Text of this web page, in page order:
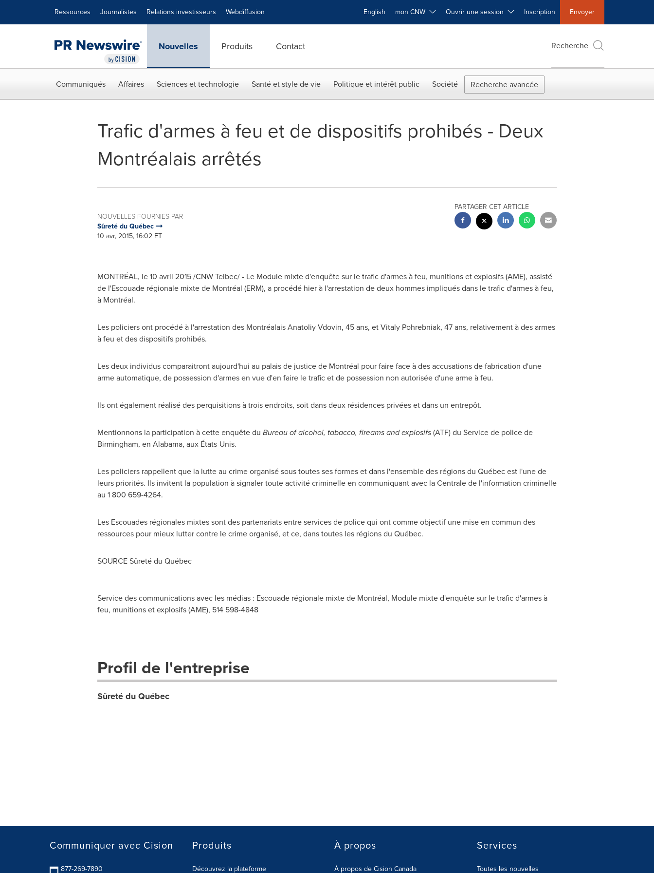
Ressources Journalistes Relations investisseurs Webdiffusion English mon CNW Ouvrir une session Inscription Envoyer
Nouvelles Produits Contact Recherche
Communiqués Affaires Sciences et technologie Santé et style de vie Politique et intérêt public Société Recherche avancée
Trafic d'armes à feu et de dispositifs prohibés - Deux
Montréalais arrêtés
NOUVELLES FOURNIES PAR
Sûreté du Québec
10 avr, 2015, 16:02 ET
PARTAGER CET ARTICLE
MONTRÉAL, le 10 avril 2015 /CNW Telbec/ - Le Module mixte d'enquête sur le trafic d'armes à feu, munitions et explosifs (AME), assisté
de l'Escouade régionale mixte de Montréal (ERM), a procédé hier à l'arrestation de deux hommes impliqués dans le trafic d'armes à feu,
à Montréal.
Les policiers ont procédé à l'arrestation des MontréalaisAnatoliy Vdovin, 45 ans, et Vitaly Pohrebniak, 47 ans, relativement à des armes
à feu et des dispositifs prohibés.
Les deux individus comparaitront aujourd'hui au palais de justice de Montréal pour faire face à des accusations de fabrication d'une
arme automatique, de possession d'armes en vue d'en faire le trafic et de possession non autorisée d'une arme à feu.
Ils ont également réalisé des perquisitions à trois endroits, soit dans deux résidences privées et dans un entrepôt.
Mentionnons la participation à cette enquête du Bureau of alcohol, tabacco, fireams and explosifs(ATF) du Service de police de
Birmingham, en Alabama, aux États-Unis.
Les policiers rappellent que la lutte au crime organisé sous toutes ses formes et dans l'ensemble des régions du Québec est l'une de
leurs priorités. Ils invitent la population à signaler toute activité criminelle en communiquant avec la Centrale de l'information criminelle
au 1 800 659-4264.
Les Escouades régionales mixtes sont des partenariats entre services de police qui ont comme objectif une mise en commun des
ressources pour mieux lutter contre le crime organisé, et ce, dans toutes les régions du Québec.
SOURCE Sûreté du Québec
Service des communications avec les médias : Escouade régionale mixte de Montréal, Module mixte d'enquête sur le trafic d'armes à
feu, munitions et explosifs (AME), 514 598-4848
Profil de l'entreprise
Sûreté du Québec
Communiquer avec Cision
877-269-7890
Produits
Découvrez la plateforme
À propos
À propos de Cision Canada
Services
Toutes les nouvelles